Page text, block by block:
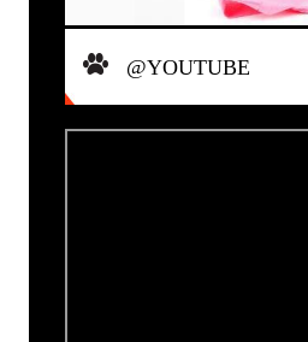
@YOUTUBE